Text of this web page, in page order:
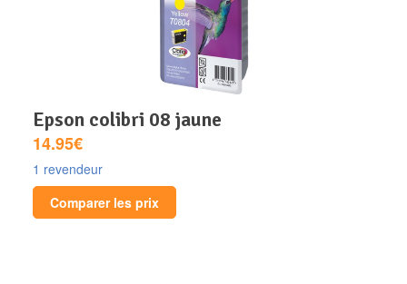
epson colibri 08 jaune
14.95€
1 revendeur
Comparer les prix